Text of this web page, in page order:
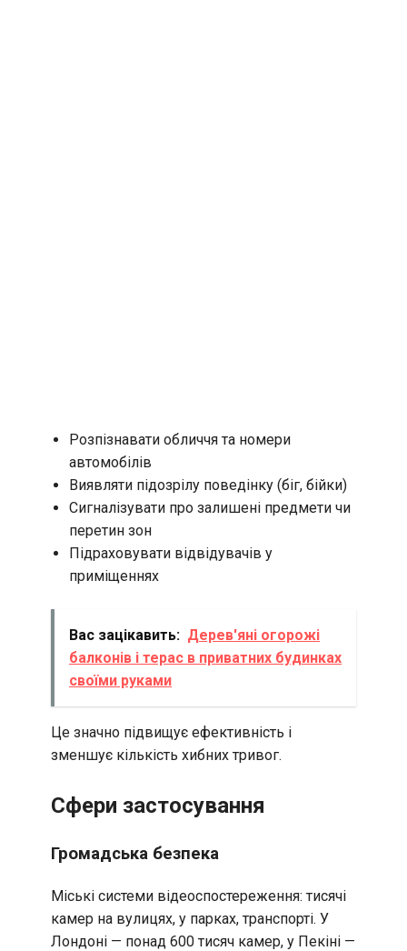
Розпізнавати обличчя та номери
автомобілів
Виявляти підозрілу поведінку (біг, бійки)
Сигналізувати про залишені предмети чи
перетин зон
Підраховувати відвідувачів у
приміщеннях
Вас зацікавить: Дерев'яні огорожі
балконів і терас в приватних будинках
своїми руками
Це значно підвищує ефективність і
зменшує кількість хибних тривог.
Сфери застосування
Громадська безпека
Міські системи відеоспостереження: тисячі
камер на вулицях, у парках, транспорті. У
Лондоні — понад 600 тисяч камер, у Пекіні —